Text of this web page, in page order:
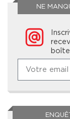
NE
boîte